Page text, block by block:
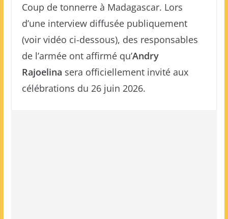
Coup de tonnerre à Madagascar. Lors
d’une interview diffusée publiquement
(voir vidéo ci-dessous), des responsables
de l’armée ont affirmé qu’Andry
Rajoelina sera officiellement invité aux
célébrations du 26 juin 2026.